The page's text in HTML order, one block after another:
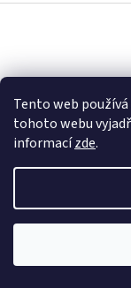
Tento web
tohoto webu
informacízde.
Copyright 2026